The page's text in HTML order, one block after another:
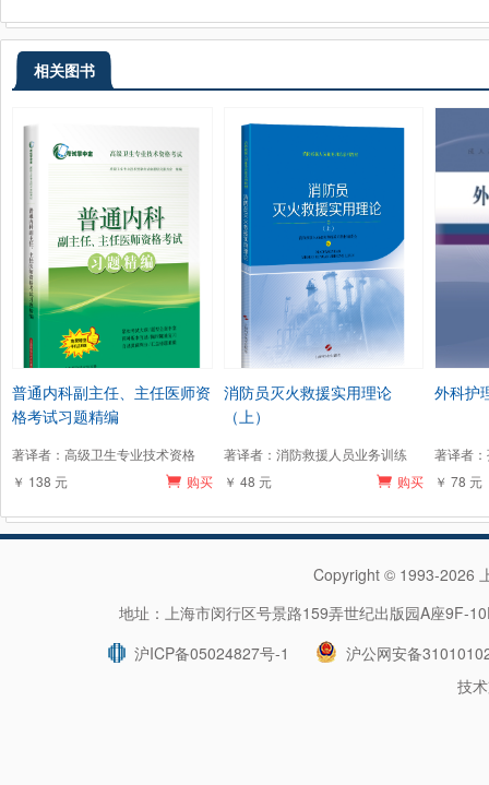
相关图书
普通内科副主任、主任医师资
格考试习题精编
著译者：高级卫生专业技术资格
￥ 138 元
购买
消防员灭火救援实用理论
（上）
著译者：消防救援人员业务训练
￥ 48 元
购买
外科护
著译者
￥ 78 元
Copyright © 1993-2026
地址：上海市闵行区号景路159弄世纪出版园A座
沪ICP备05024827号-1
沪公网安备
技